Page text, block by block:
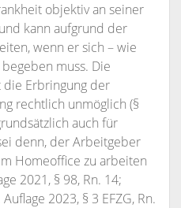
objektiv an seiner
kann aufgrund der
wenn er sich – wie
muss. Die
Erbringung der
rechtlich unmöglich (§
auch für
denn, der Arbeitgeber
Homeoffice zu arbeiten
2021, § 98, Rn. 14;
2023, § 3 EFZG, Rn.